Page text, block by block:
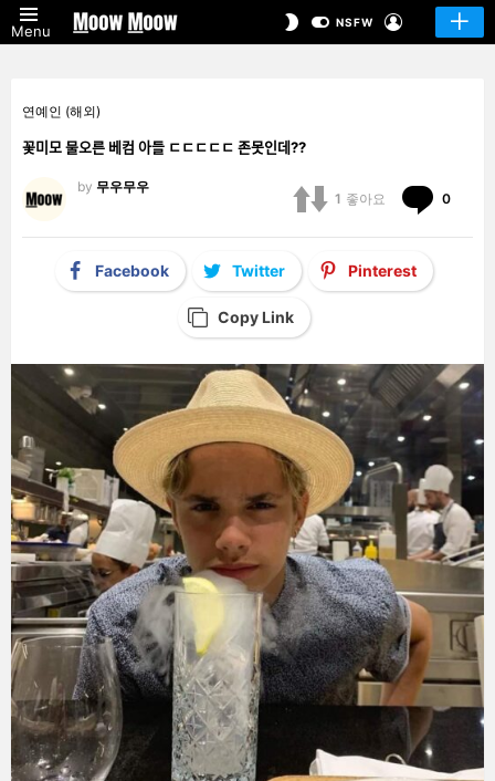
Menu
SWITCHNSFW
연예인 (해외)
꽃미모 물오른 베컴 아들 ㄷㄷㄷㄷㄷ 존못인데??
by 무우무우
1 좋아요 0
Facebook Twitter Pinterest
Copy Link